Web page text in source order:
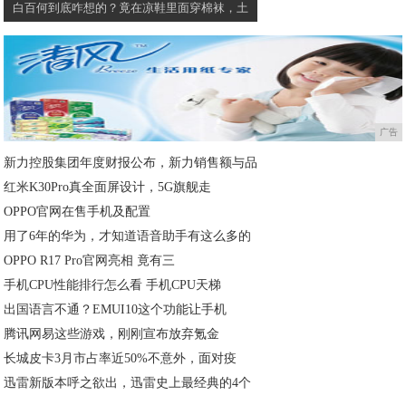
白百何到底咋想的？竟在凉鞋里面穿棉袜，土
广告
新力控股集团年度财报公布，新力销售额与品
红米K30Pro真全面屏设计，5G旗舰走
OPPO官网在售手机及配置
用了6年的华为，才知道语音助手有这么多的
OPPO R17 Pro官网亮相 竟有三
手机CPU性能排行怎么看 手机CPU天梯
出国语言不通？EMUI10这个功能让手机
腾讯网易这些游戏，刚刚宣布放弃氪金
长城皮卡3月市占率近50%不意外，面对疫
迅雷新版本呼之欲出，迅雷史上最经典的4个